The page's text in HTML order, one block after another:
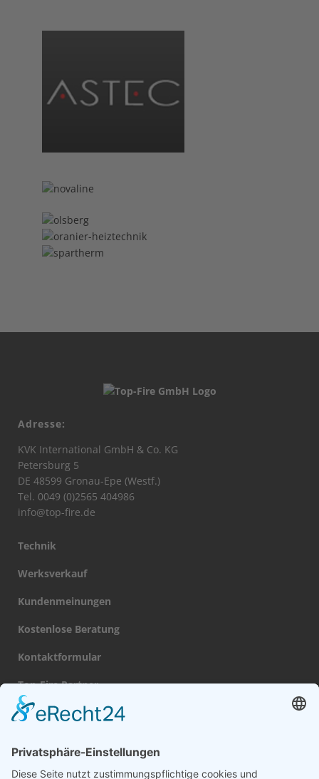
Adresse:
KVK International GmbH & Co. KG
Petersburg 5
DE 48599 Gronau-Epe (Westf.)
Tel. 0049 (0)2565 404986
info@top-fire.de
Technik
Werksverkauf
Kundenmeinungen
Kostenlose Beratung
Kontaktformular
Top-Fire Partner
Datenschutz